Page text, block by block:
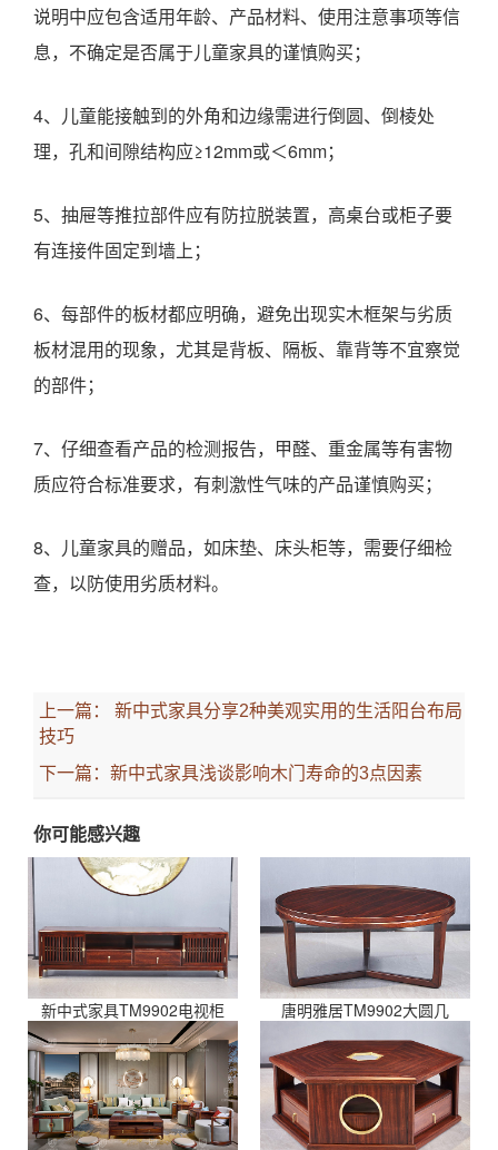
说明中应包含适用年龄、产品材料、使用注意事项等信
息，不确定是否属于儿童家具的谨慎购买；
4、儿童能接触到的外角和边缘需进行倒圆、倒棱处
理，孔和间隙结构应≥12mm或＜6mm；
5、抽屉等推拉部件应有防拉脱装置，高桌台或柜子要
有连接件固定到墙上；
6、每部件的板材都应明确，避免出现实木框架与劣质
板材混用的现象，尤其是背板、隔板、靠背等不宜察觉
的部件；
7、仔细查看产品的检测报告，甲醛、重金属等有害物
质应符合标准要求，有刺激性气味的产品谨慎购买；
8、儿童家具的赠品，如床垫、床头柜等，需要仔细检
查，以防使用劣质材料。
上一篇：
新中式家具分享2种美观实用的生活阳台布局
技巧
下一篇： 新中式家具浅谈影响木门寿命的3点因素
你可能感兴趣
新中式家具TM9902电视柜 唐明雅居TM9902大圆几